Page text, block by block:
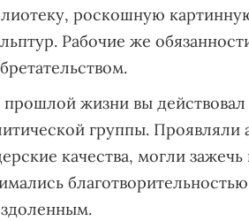
роскошную
Рабочие же
прошлой жизни вы
группы.
качества, могли